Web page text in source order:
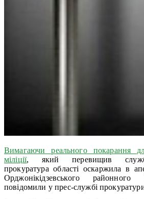
Вимагаючи реального покарання
міліції, який перевищив
прокуратура області оскаржила в
Орджонікідзевського
повідомили у прес-службі прокуратури